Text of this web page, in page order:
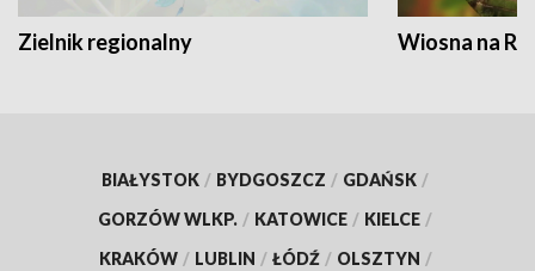
Zielnik regionalny Wiosna na
BIAŁYSTOK / BYDGOSZCZ / GDAŃSK /
GORZÓW WLKP. / KATOWICE / KIELCE /
KRAKÓW / LUBLIN / ŁÓDŹ / OLSZTYN /